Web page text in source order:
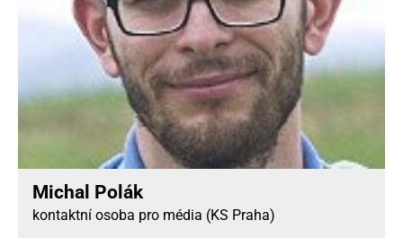
Michal Polák
kontaktní osoba pro média (KS Praha)